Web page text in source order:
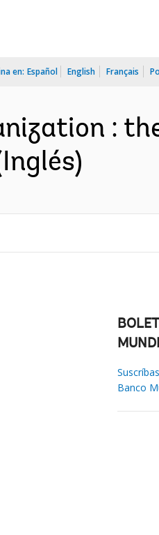
en: Español English Français
:
Banco